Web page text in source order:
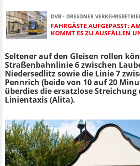
DVB - DRESDNER
FAHRGÄSTE AUFGEPASST:
KOMMT ES ZU AUSFÄLLEN
Seltener auf den Gleisen rollen
Straßenbahnlinie 6 zwischen
Niedersedlitz sowie die Linie 7
Pennrich (beide von 10 auf 20
überdies die ersatzlose Streichung
Linientaxis (Alita).